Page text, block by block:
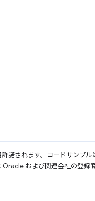
許諾されます。コードサンプル
および関連会社の登録商